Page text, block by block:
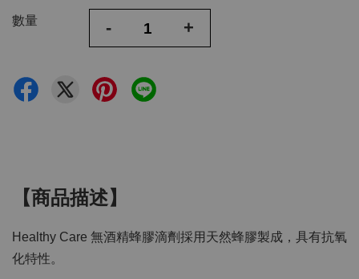
數量 - +
【商品描述】
Healthy Care 無酒精蜂膠滴劑採用天然蜂膠製成，具有抗氧
化特性。